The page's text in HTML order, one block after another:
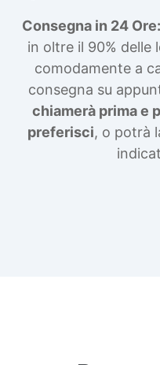
Consegna in 24 Ore:
in oltre il 90% delle
comodamente a
consegna su
chiamerà prima e
preferisci, o potrà